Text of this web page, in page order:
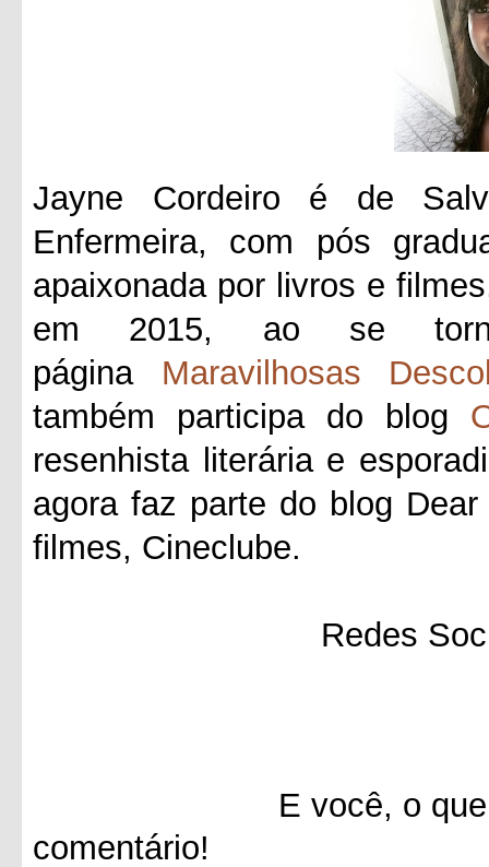
Jayne Cordeiro é de
Enfermeira, com pós
apaixonada por livros e
em 2015, ao se
página Maravilhosas
também participa do blog
resenhista literária e
agora faz parte do blog
filmes, Cineclube.
Redes
E você, o que achou
comentário!